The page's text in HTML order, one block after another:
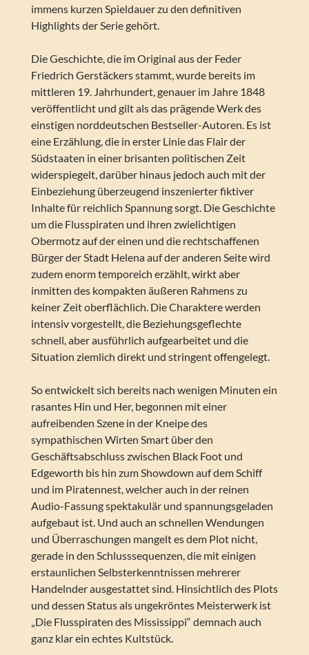
immens kurzen Spieldauer zu den definitiven
Highlights der Serie gehört.
Die Geschichte, die im Original aus der Feder
Friedrich Gerstäckers stammt, wurde bereits im
mittleren 19. Jahrhundert, genauer im Jahre 1848
veröffentlicht und gilt als das prägende Werk des
einstigen norddeutschen Bestseller-Autoren. Es ist
eine Erzählung, die in erster Linie das Flair der
Südstaaten in einer brisanten politischen Zeit
widerspiegelt, darüber hinaus jedoch auch mit der
Einbeziehung überzeugend inszenierter fiktiver
Inhalte für reichlich Spannung sorgt. Die Geschichte
um die Flusspiraten und ihren zwielichtigen
Obermotz auf der einen und die rechtschaffenen
Bürger der Stadt Helena auf der anderen Seite wird
zudem enorm temporeich erzählt, wirkt aber
inmitten des kompakten äußeren Rahmens zu
keiner Zeit oberflächlich. Die Charaktere werden
intensiv vorgestellt, die Beziehungsgeflechte
schnell, aber ausführlich aufgearbeitet und die
Situation ziemlich direkt und stringent offengelegt.
So entwickelt sich bereits nach wenigen Minuten ein
rasantes Hin und Her, begonnen mit einer
aufreibenden Szene in der Kneipe des
sympathischen Wirten Smart über den
Geschäftsabschluss zwischen Black Foot und
Edgeworth bis hin zum Showdown auf dem Schiff
und im Piratennest, welcher auch in der reinen
Audio-Fassung spektakulär und spannungsgeladen
aufgebaut ist. Und auch an schnellen Wendungen
und Überraschungen mangelt es dem Plot nicht,
gerade in den Schlusssequenzen, die mit einigen
erstaunlichen Selbsterkenntnissen mehrerer
Handelnder ausgestattet sind. Hinsichtlich des Plots
und dessen Status als ungekröntes Meisterwerk ist
„Die Flusspiraten des Mississippi“ demnach auch
ganz klar ein echtes Kultstück.